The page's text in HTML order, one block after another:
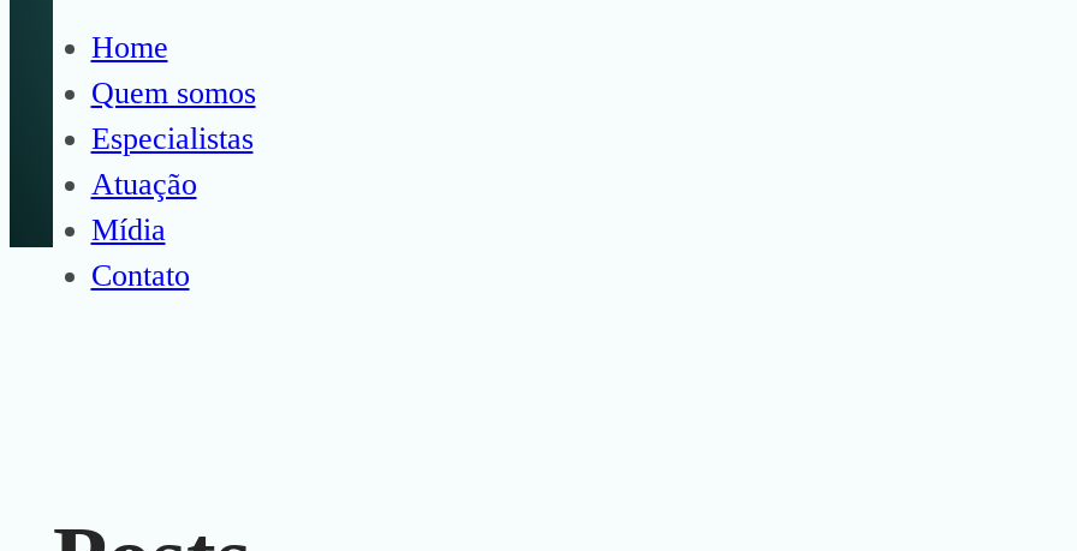
Home
Quem somos
Especialistas
Atuação
Mídia
Contato
Em nossa mídia, você encontrará conhecimento técnico e
contribuindo para o debate qualificado do Direito.